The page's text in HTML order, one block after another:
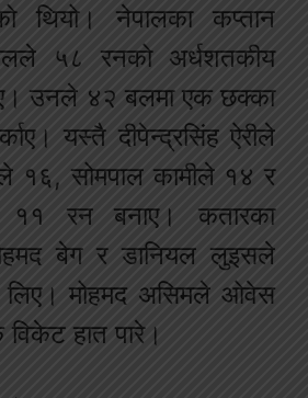
थियो। नेपालका कप्तान
५८ रनको अर्धशतकीय
उनले ४२ बलमा एक छक्का
यस्तै दीपेन्द्रसिंह ऐरीले
१६, सोमपाल कामीले १४ र
रन बनाए। कतारका
बेग र डानियल लुइसले
लिए। मोहमद असिमले ओवेस
हात पारे।